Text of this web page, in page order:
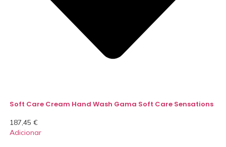
Soft Care Cream Hand Wash Gama Soft Care Sensations
187,45 €
Adicionar